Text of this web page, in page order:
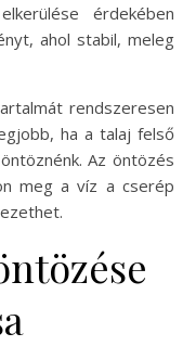
érdekében
ahol stabil, meleg
rendszeresen
ha a talaj felső
Az öntözés
meg a víz a cserép